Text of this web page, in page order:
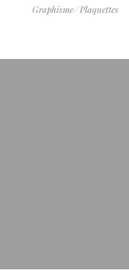
Graphisme Plaquettes